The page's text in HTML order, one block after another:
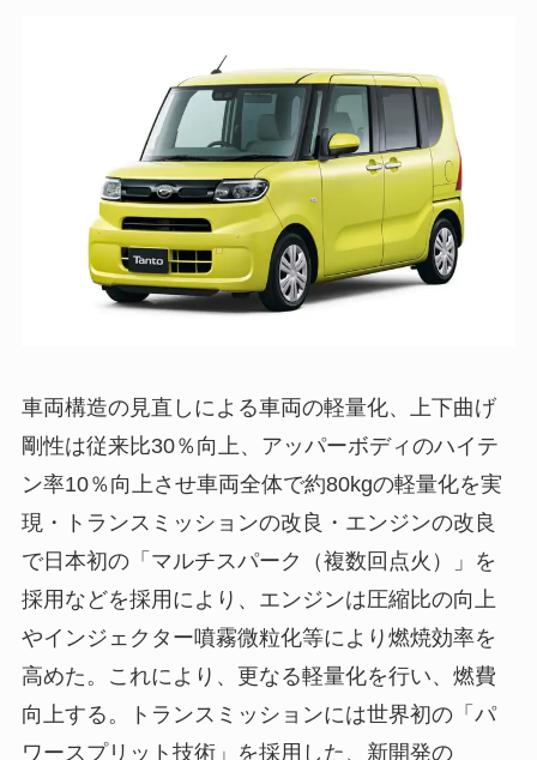
車両構造の見直しによる車両の軽量化、上下曲げ
剛性は従来比30％向上、アッパーボディのハイテ
ン率10％向上させ車両全体で約80kgの軽量化を実
現・トランスミッションの改良・エンジンの改良
で日本初の「マルチスパーク（複数回点火）」を
採用などを採用により、エンジンは圧縮比の向上
やインジェクター噴霧微粒化等により燃焼効率を
高めた。これにより、更なる軽量化を行い、燃費
向上する。トランスミッションには世界初の「パ
ワースプリット技術」を採用した、新開発の